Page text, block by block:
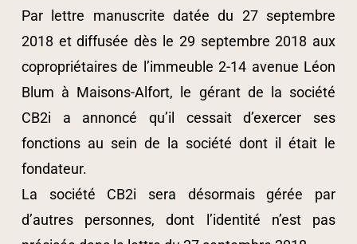
Par lettre manuscrite datée du 27 septembre
2018 et diffusée dès le 29 septembre 2018 aux
copropriétaires de l’immeuble 2-14 avenue Léon
Blum à Maisons-Alfort, le gérant de la société
CB2i a annoncé qu’il cessait d’exercer ses
fonctions au sein de la société dont il était le
fondateur.
La société CB2i sera désormais gérée par
d’autres personnes, dont l’identité n’est pas